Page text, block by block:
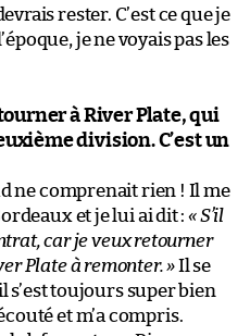
rester. C’est ce que je
je ne voyais pas les
à River Plate, qui
division. C’est un
ne comprenait rien ! Il me
et je lui ai dit :« S’il
car je veux retourner
Plate à remonter. »Il se
s’est toujours super bien
et m’a compris.